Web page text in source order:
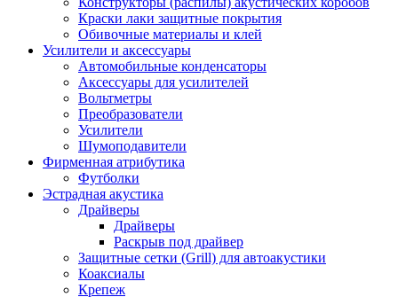
Краски лаки защитные покрытия
Обивочные материалы и клей
Усилители и аксессуары
Автомобильные конденсаторы
Аксессуары для усилителей
Вольтметры
Преобразователи
Усилители
Шумоподавители
Фирменная атрибутика
Футболки
Эстрадная акустика
Драйверы
Драйверы
Раскрыв под драйвер
Защитные сетки (Grill) для автоакустики
Коаксиалы
Крепеж